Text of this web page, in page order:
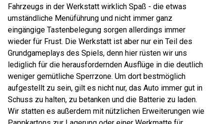
Fahrzeugs in der Werkstatt wirklich Spaß - die etwas
umständliche Menüführung und nicht immer ganz
eingängige Tastenbelegung sorgen allerdings immer
wieder für Frust. Die Werkstatt ist aber nur ein Teil des
Grundgameplays des Spiels, denn hier rüsten wir uns
lediglich für die herausfordernden Ausflüge in die deutlich
weniger gemütliche Sperrzone. Um dort bestmöglich
aufgestellt zu sein, gilt es nicht nur, das Auto immer gut in
Schuss zu halten, zu betanken und die Batterie zu laden.
Wir statten es außerdem mit nützlichen Erweiterungen wie